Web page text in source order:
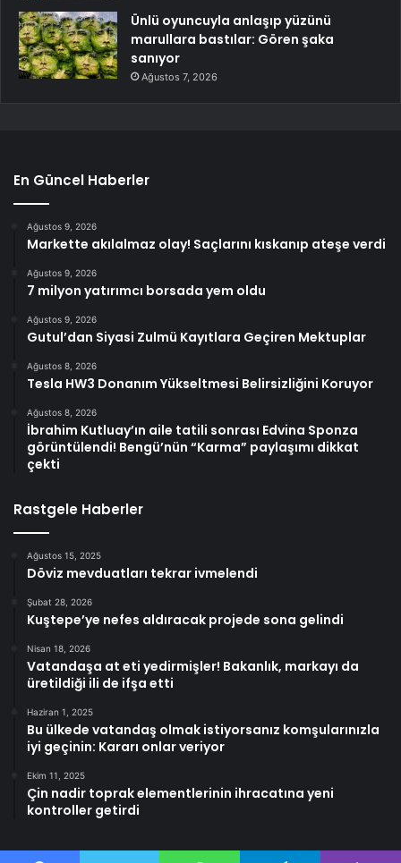
Ünlü oyuncuyla anlaşıp yüzünü
marullara bastılar: Gören şaka
sanıyor
Ağustos 7, 2026
En Güncel Haberler
Ağustos 9, 2026
Markette akılalmaz olay! Saçlarını kıskanıp ateşe verdi
Ağustos 9, 2026
7 milyon yatırımcı borsada yem oldu
Ağustos 9, 2026
Gutul’dan Siyasi Zulmü Kayıtlara Geçiren Mektuplar
Ağustos 8, 2026
Tesla HW3 Donanım Yükseltmesi Belirsizliğini Koruyor
Ağustos 8, 2026
İbrahim Kutluay’ın aile tatili sonrası Edvina Sponza
görüntülendi! Bengü’nün “Karma” paylaşımı dikkat
çekti
Rastgele Haberler
Ağustos 15, 2025
Döviz mevduatları tekrar ivmelendi
Şubat 28, 2026
Kuştepe’ye nefes aldıracak projede sona gelindi
Nisan 18, 2026
Vatandaşa at eti yedirmişler! Bakanlık, markayı da
üretildiği ili de ifşa etti
Haziran 1, 2025
Bu ülkede vatandaş olmak istiyorsanız komşularınızla
iyi geçinin: Kararı onlar veriyor
Ekim 11, 2025
Çin nadir toprak elementlerinin ihracatına yeni
kontroller getirdi